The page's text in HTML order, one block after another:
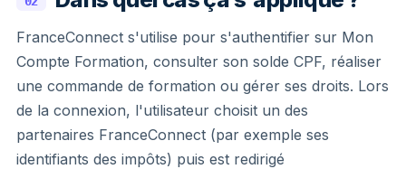
FranceConnect s'utilise pour s'authentifier sur Mon
Compte Formation, consulter son solde CPF, réaliser
une commande de formation ou gérer ses droits. Lors
de la connexion, l'utilisateur choisit un des
partenaires FranceConnect (par exemple ses
identifiants des impôts) puis est redirigé